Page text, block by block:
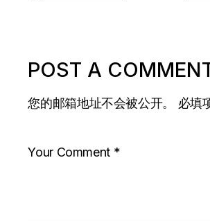
POST A
您的邮箱地址不会被公开。 必填